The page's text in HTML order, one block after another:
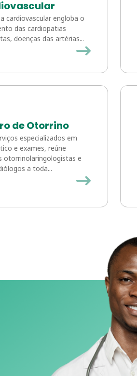
cardiovascular engloba o
das cardiopatias
doenças das artérias...
de Otorrino
especializados em
e exames, reúne
otorrinolaringologistas e
a toda...